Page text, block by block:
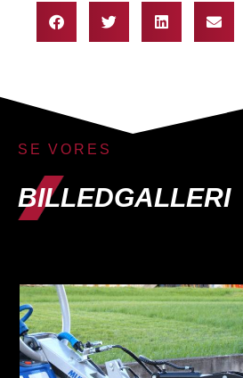
SE VORES
BILLEDGALLERI